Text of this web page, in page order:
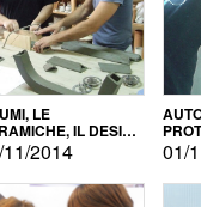
LE
IL DESIGN
2014 01/